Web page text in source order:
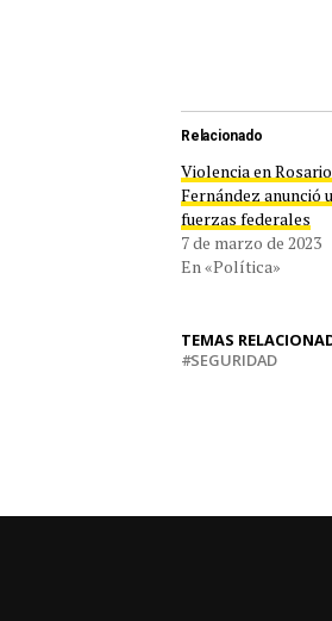
Relacionado
Violencia en
Fernández anunció
fuerzas federales
7 de marzo de 2023
En «Política»
TEMAS
SEGURIDAD